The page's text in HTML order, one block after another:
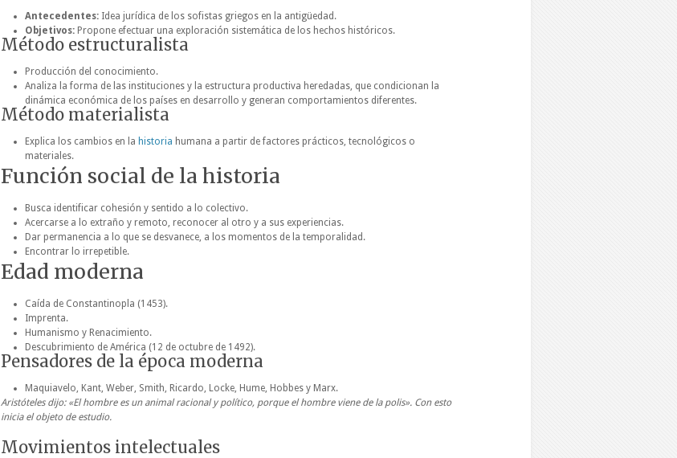
Antecedentes: Idea jurídica de los sofistas griegos en la antigüedad.
Objetivos: Propone efectuar una exploración sistemática de los hechos históricos.
Método estructuralista
Producción del conocimiento.
Analiza la forma de las instituciones y la estructura productiva heredadas, que condicionan la
dinámica económica de los países en desarrollo y generan comportamientos diferentes.
Método materialista
Explica los cambios en la historia humana a partir de factores prácticos, tecnológicos o
materiales.
Función social de la historia
Busca identificar cohesión y sentido a lo colectivo.
Acercarse a lo extraño y remoto, reconocer al otro y a sus experiencias.
Dar permanencia a lo que se desvanece, a los momentos de la temporalidad.
Encontrar lo irrepetible.
Edad moderna
Caída de Constantinopla (1453).
Imprenta.
Humanismo y Renacimiento.
Descubrimiento de América (12 de octubre de 1492).
Pensadores de la época moderna
Maquiavelo, Kant, Weber, Smith, Ricardo, Locke, Hume, Hobbes y Marx.
Aristóteles dijo: «El hombre es un animal racional y político, porque el hombre viene de la polis». Con esto
inicia el objeto de estudio.
Movimientos intelectuales